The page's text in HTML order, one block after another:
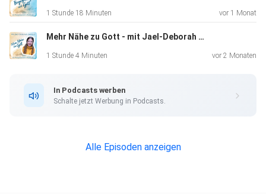
1 Stunde 18 Minuten vor 1 Monat
Mehr Nähe zu Gott - mit Jael-Deborah Jaensch
1 Stunde 4 Minuten vor 2 Monaten
In Podcasts werben
Schalte jetzt Werbung in Podcasts.
Alle Episoden anzeigen